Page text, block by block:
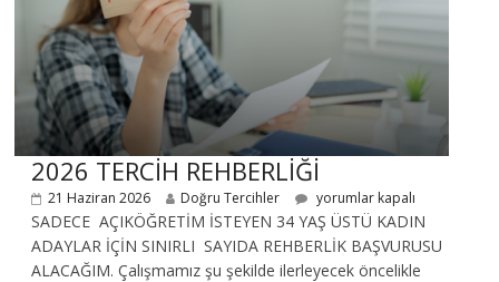
2026 TERCİH REHBERLİĞİ
21 Haziran 2026 Doğru Tercihler yorumlar kapalı
SADECE AÇIKÖĞRETİM İSTEYEN 34 YAŞ ÜSTÜ KADIN
ADAYLAR İÇİN SINIRLI SAYIDA REHBERLİK BAŞVURUSU
ALACAĞIM. Çalışmamız şu şekilde ilerleyecek öncelikle